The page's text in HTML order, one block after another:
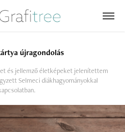
újragondolás
és jellemző életképeket jelenítettem
Selmeci diákhagyományokkal